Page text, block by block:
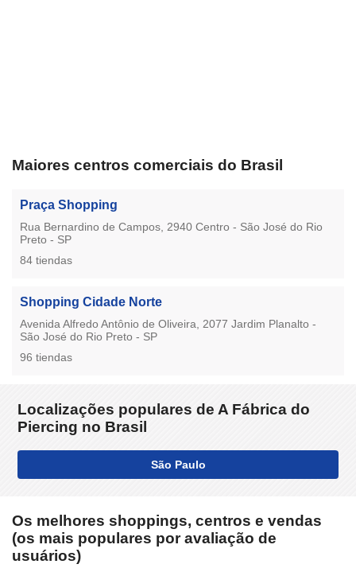
Maiores centros comerciais do Brasil
Praça Shopping
Rua Bernardino de Campos, 2940 Centro - São José do Rio
Preto - SP
84 tiendas
Shopping Cidade Norte
Avenida Alfredo Antônio de Oliveira, 2077 Jardim Planalto -
São José do Rio Preto - SP
96 tiendas
Localizações populares de A Fábrica do
Piercing no Brasil
São Paulo
Os melhores shoppings, centros e vendas
(os mais populares por avaliação de
usuários)